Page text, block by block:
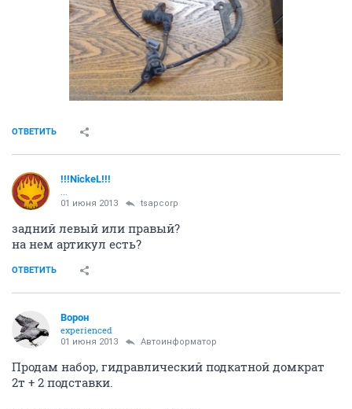
ОТВЕТИТЬ
!!!NickeL!!!
01 июня 2013 tsapcorp
задний левый или правый?
на нем артикул есть?
ОТВЕТИТЬ
Ворон
experienced
01 июня 2013 Автоинформатор
Продам набор, гидравлический подкатной домкрат
2т + 2 подставки.